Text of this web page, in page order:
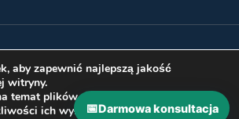
- Twoja księgowość w UK
aby zapewnić najlepszą jakość
witryny.
temat plików ciasteczka, których
ich wyłączenia znajdziesz w
📅Darmowa konsultacja